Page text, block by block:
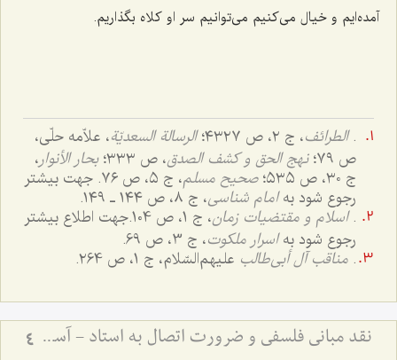
آمده‌ایم و خیال مى‌کنیم مى‌توانیم سر او کلاه بگذاریم.
.الطرائف، ج ٢، ص ٤٣٢٧؛ الرسالة السعدیّة، علاّمه حلّی،
ص ٧٩؛
نهج الحق و کشف الصدق، ص ٣٣٣؛ بحار الأنوار،
ج ٣٠، ص ٥٣٥؛
صحیح مسلم
، ج ٥، ص ٧٦. جهت بیشتر
رجوع شود بهامام شناسی، ج ٨، ص ١٤٤ ـ ١٤٩.
.اسلام و مقتضیات زمان
، ج 1، ص 104.جهت اطلاع بیشتر
رجوع شود بهاسرار ملکوت، ج 3، ص 69.
. مناقب آل أبی‌طالب علیهم‌السّلام، ج 1، ص ۲64.
نقد مبانی فلسفی و ضرورت اتصال به استاد - آسیب‌شناسی دروس خشک و لزوم پیوند علم با عمل 4